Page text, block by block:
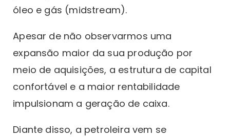
óleo e gás (midstream).
Apesar de não observarmos uma
expansão maior da sua produção por
meio de aquisições, a estrutura de capital
confortável e a maior rentabilidade
impulsionam a geração de caixa.
Diante disso, a petroleira vem se